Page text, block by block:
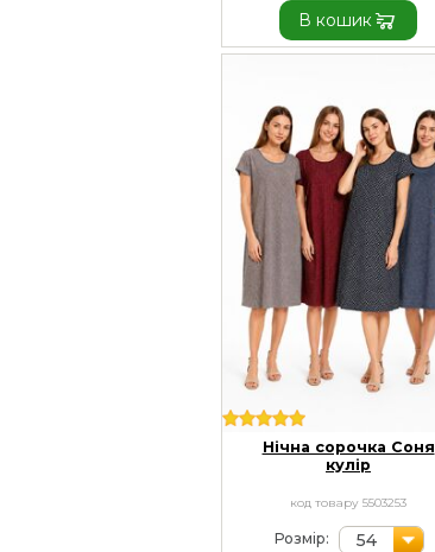
В кошик
Нічна сорочка Соня
кулір
код товару 5503253
Розмір: 54